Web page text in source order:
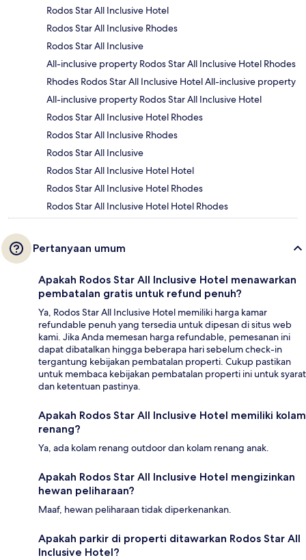
Rodos Star All Inclusive Hotel
Rodos Star All Inclusive Rhodes
Rodos Star All Inclusive
All-inclusive property Rodos Star All Inclusive Hotel Rhodes
Rhodes Rodos Star All Inclusive Hotel All-inclusive property
All-inclusive property Rodos Star All Inclusive Hotel
Rodos Star All Inclusive Hotel Rhodes
Rodos Star All Inclusive Rhodes
Rodos Star All Inclusive
Rodos Star All Inclusive Hotel Hotel
Rodos Star All Inclusive Hotel Rhodes
Rodos Star All Inclusive Hotel Hotel Rhodes
Pertanyaan umum
Apakah Rodos Star All Inclusive Hotel menawarkan
pembatalan gratis untuk refund penuh?
Ya, Rodos Star All Inclusive Hotel memiliki harga kamar
refundable penuh yang tersedia untuk dipesan di situs web
kami. Jika Anda memesan harga refundable, pemesanan ini
dapat dibatalkan hingga beberapa hari sebelum check-in
tergantung kebijakan pembatalan properti. Cukup pastikan
untuk membaca kebijakan pembatalan properti ini untuk syarat
dan ketentuan pastinya.
Apakah Rodos Star All Inclusive Hotel memiliki kolam
renang?
Ya, ada kolam renang outdoor dan kolam renang anak.
Apakah Rodos Star All Inclusive Hotel mengizinkan
hewan peliharaan?
Maaf, hewan peliharaan tidak diperkenankan.
Apakah parkir di properti ditawarkan Rodos Star All
Inclusive Hotel?